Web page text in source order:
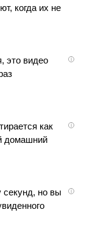
когда их не
i
это видео
i
как
домашний
i
секунд, но вы